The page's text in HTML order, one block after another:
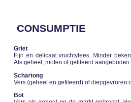
CONSUMPTIE
Griet
Fijn en delicaat vruchtvlees. Minder
Als geheel, moten of gefileerd aangeboden.
Schartong
Vers (geheel en gefileerd) of diepgevroren
Bot